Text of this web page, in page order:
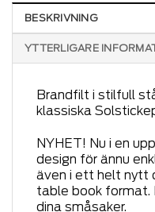
BESKRIVNING
YTTERLIGARE
Brandfilt i stilfull
klassiska
NYHET! Nu i en
design för ännu
även i ett helt nytt
table book format.
dina småsaker.